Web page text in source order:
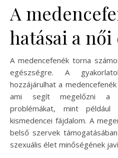
A
hatásai a női
A medencefenék torna
egészségre. A
hozzájárulhat a
ami segít megelőzni a
problémákat, mint
kismedencei fájdalom. A
belső szervek
szexuális élet minőségének